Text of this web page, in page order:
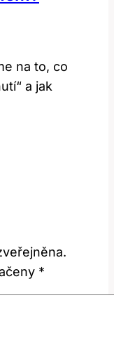
na to, co
a jak
*